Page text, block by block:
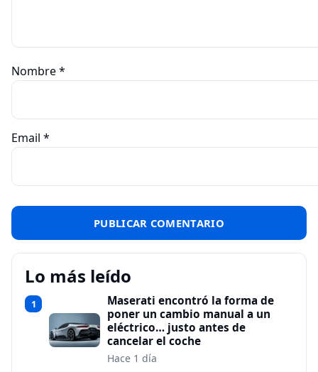
Nombre*
Email *
Lo más leído
1
Maserati encontró la forma de
poner un cambio manual a un
eléctrico… justo antes de
cancelar el coche
Hace 1 día